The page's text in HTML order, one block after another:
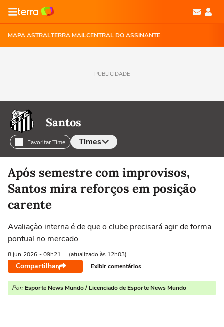
MAPA ASTRALTERRA MAILCENTRAL DO ASSINANTE
PUBLICIDADE
Santos
Favoritar Time Times
Selecione o time para ver as notícias
Após semestre com improvisos,
Santos mira reforços em posição
carente
Avaliação interna é de que o clube precisará agir de forma
pontual no mercado
8 jun 2026 - 09h21 (atualizado às 12h03)
Compartilhar Exibir comentários
Por: Esporte News Mundo / Licenciado de Esporte News Mundo